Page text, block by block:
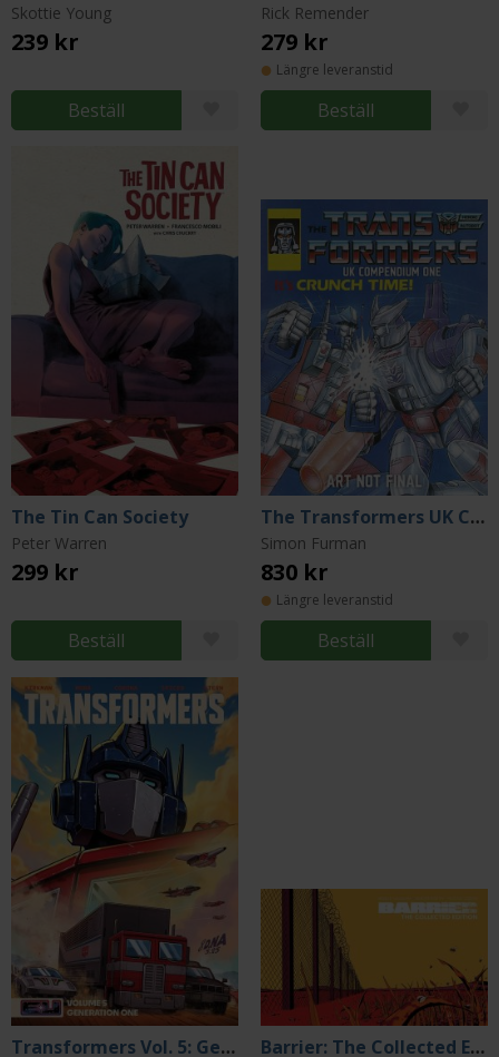
Skottie Young
239 kr
Beställ
Rick Remender
279 kr
Längre leveranstid
Beställ
The Tin Can Society
Peter Warren
299 kr
Beställ
The Transformers UK Compendium Book One
Simon Furman
830 kr
Längre leveranstid
Beställ
Transformers Vol. 5: Generation One Barrier: The Collected Edition